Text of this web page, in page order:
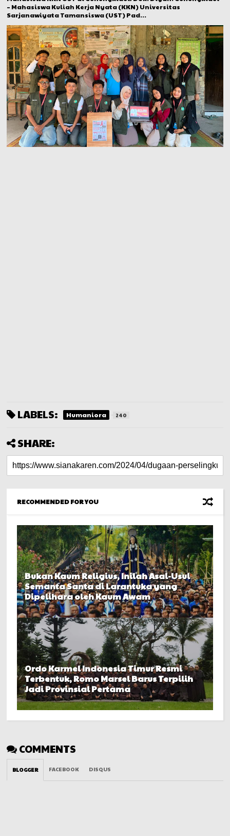
– Mahasiswa Kuliah Kerja Nyata (KKN) Universitas
Sarjanawiyata Tamansiswa (UST) Pad...
LABELS: Humaniora 240
SHARE:
RECOMMENDED FOR YOU
Bukan Kaum Religius, Inilah Asal-Usul
Semanta Santa di Larantuka yang
Dipelihara oleh Kaum Awam
Ordo Karmel Indonesia Timur Resmi
Terbentuk, Romo Marsel Barus Terpilih
Jadi Provinsial Pertama
COMMENTS
BLOGGER FACEBOOK DISQUS